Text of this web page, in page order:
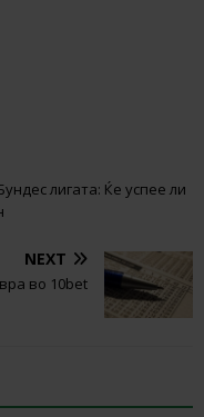
лигата: Ќе успее ли
NEXT
во 10bet